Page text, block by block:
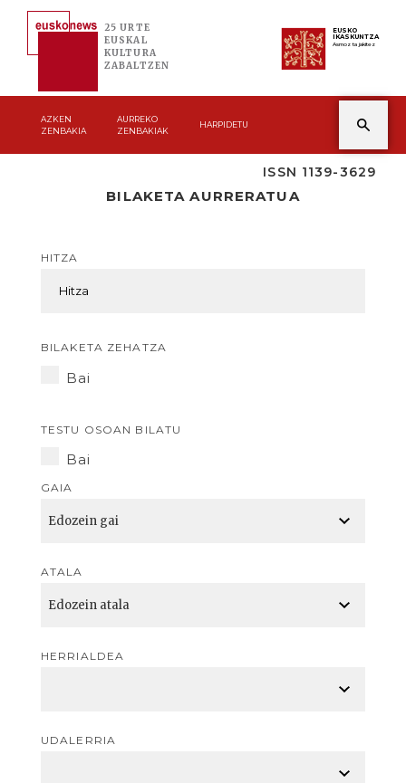
25 URTE
EUSKAL
KULTURA
ZABALTZEN
EUSKO
IKASKUNTZA
Asmoz ta jakitez
AZKEN
ZENBAKIA
AURREKO
ZENBAKIAK
HARPIDETU
ISSN 1139-3629
BILAKETA AURRERATUA
HITZA
BILAKETA ZEHATZA
Bai
TESTU OSOAN BILATU
Bai
GAIA
ATALA
HERRIALDEA
UDALERRIA